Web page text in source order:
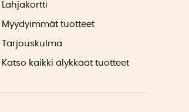
Lahjakortti
Myydyimmät tuotteet
Tarjouskulma
Katso kaikki älykkäät tuotteet